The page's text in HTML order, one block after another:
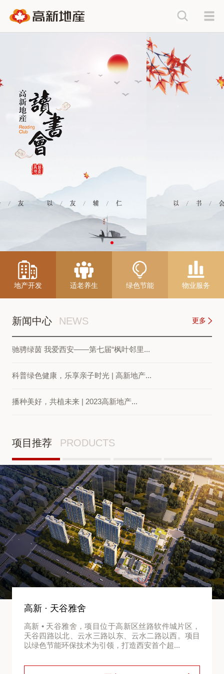
地产开发 适老养生 绿色节能 物业服务
新闻中心 NEWS 更多
驰骋绿茵 我爱西安——第七届“枫叶邻里...
科普绿色健康，乐享亲子时光 | 高新地产...
播种美好，共植未来 | 2023高新地产...
项目推荐 PRODUCTS
高新 · 天谷雅舍
高新 • 天谷雅舍，项目位于高新区丝路软件城片区，
天谷四路以北、云水三路以东、云水二路以西。项目
以绿色节能环保技术为引领，打造西安首个超...